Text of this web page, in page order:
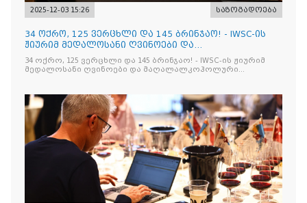
2025-12-03 15:26 საზოგადოება
34 ოქრო, 125 ვერცხლი და 145 ბრინჯაო! - IWSC-ის
ჟიურიმ მედალოსანი ღვინოები და
მაღალალკოჰოლური სასმელე
34 ოქრო, 125 ვერცხლი და 145 ბრინჯაო! - IWSC-ის ჟიურიმ
მედალოსანი ღვინოები და მაღალალკოჰოლური